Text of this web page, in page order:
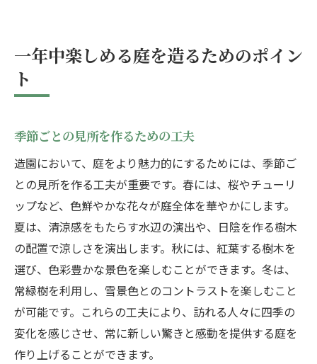
一年中楽しめる庭を造るためのポイン
ト
季節ごとの見所を作るための工夫
造園において、庭をより魅力的にするためには、季節ご
との見所を作る工夫が重要です。春には、桜やチューリ
ップなど、色鮮やかな花々が庭全体を華やかにします。
夏は、清涼感をもたらす水辺の演出や、日陰を作る樹木
の配置で涼しさを演出します。秋には、紅葉する樹木を
選び、色彩豊かな景色を楽しむことができます。冬は、
常緑樹を利用し、雪景色とのコントラストを楽しむこと
が可能です。これらの工夫により、訪れる人々に四季の
変化を感じさせ、常に新しい驚きと感動を提供する庭を
作り上げることができます。